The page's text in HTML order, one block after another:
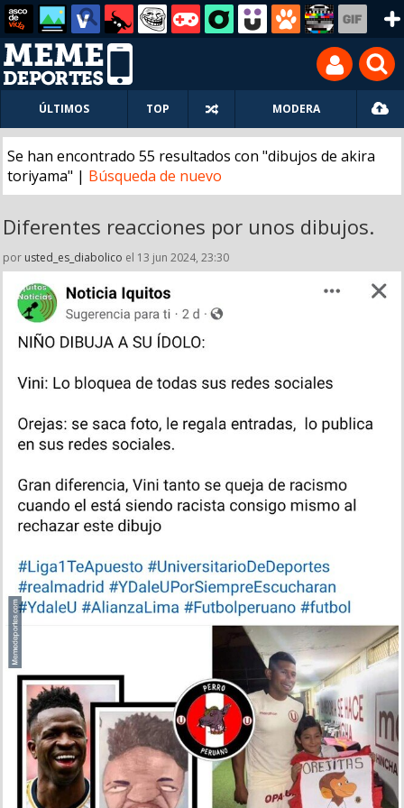
ÚLTIMOS TOP MODERA
Se han encontrado 55 resultados con "dibujos de akira
toriyama" | Búsqueda de nuevo
Diferentes reacciones por unos dibujos.
por usted_es_diabolico el 13 jun 2024, 23:30